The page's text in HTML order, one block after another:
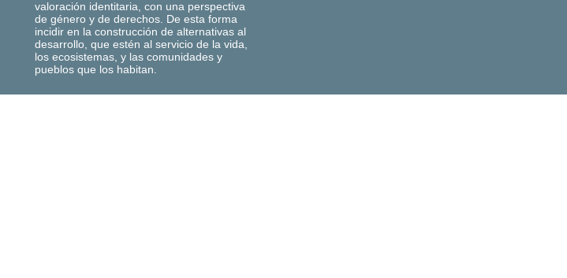
valoración identitaria, con una perspectiva
de género y de derechos. De esta forma
incidir en la construcción de alternativas al
desarrollo, que estén al servicio de la vida,
los ecosistemas, y las comunidades y
pueblos que los habitan.